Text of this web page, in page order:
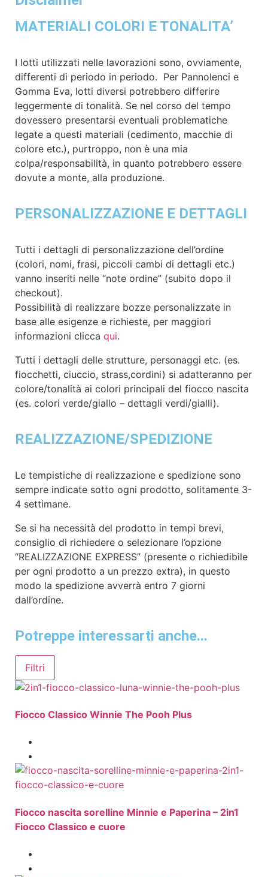
MATERIALI COLORI E TONALITA’
I lotti utilizzati nelle lavorazioni sono, ovviamente,
differenti di periodo in periodo. Per Pannolenci e
Gomma Eva, lotti diversi potrebbero differire
leggermente di tonalità. Se nel corso del tempo
dovessero presentarsi eventuali problematiche
legate a questi materiali (cedimento, macchie di
colore etc.), purtroppo, non è una mia
colpa/responsabilità, in quanto potrebbero essere
dovute a monte, alla produzione.
PERSONALIZZAZIONE E DETTAGLI
Tutti i dettagli di personalizzazione dell’ordine
(colori, nomi, frasi, piccoli cambi di dettagli etc.)
vanno inseriti nelle “note ordine” (subito dopo il
checkout).
Possibilità di realizzare bozze personalizzate in
base alle esigenze e richieste, per maggiori
informazioni clicca qui.
Tutti i dettagli delle strutture, personaggi etc. (es.
fiocchetti, ciuccio, strass,cordini) si adatteranno per
colore/tonalità ai colori principali del fiocco nascita
(es. colori verde/giallo – dettagli verdi/gialli).
REALIZZAZIONE/SPEDIZIONE
Le tempistiche di realizzazione e spedizione sono
sempre indicate sotto ogni prodotto, solitamente 3-
4 settimane.
Se si ha necessità del prodotto in tempi brevi,
consiglio di richiedere o selezionare l’opzione
“REALIZZAZIONE EXPRESS” (presente o richiedibile
per ogni prodotto a un prezzo extra), in questo
modo la spedizione avverrà entro 7 giorni
dall’ordine.
Potreppe interessarti anche...
Filtri
Fiocco Classico Winnie The Pooh Plus
Fiocco nascita sorelline Minnie e Paperina – 2in1
Fiocco Classico e cuore